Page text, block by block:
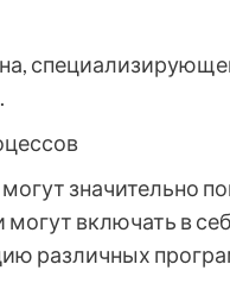
значительно
включать в
различных